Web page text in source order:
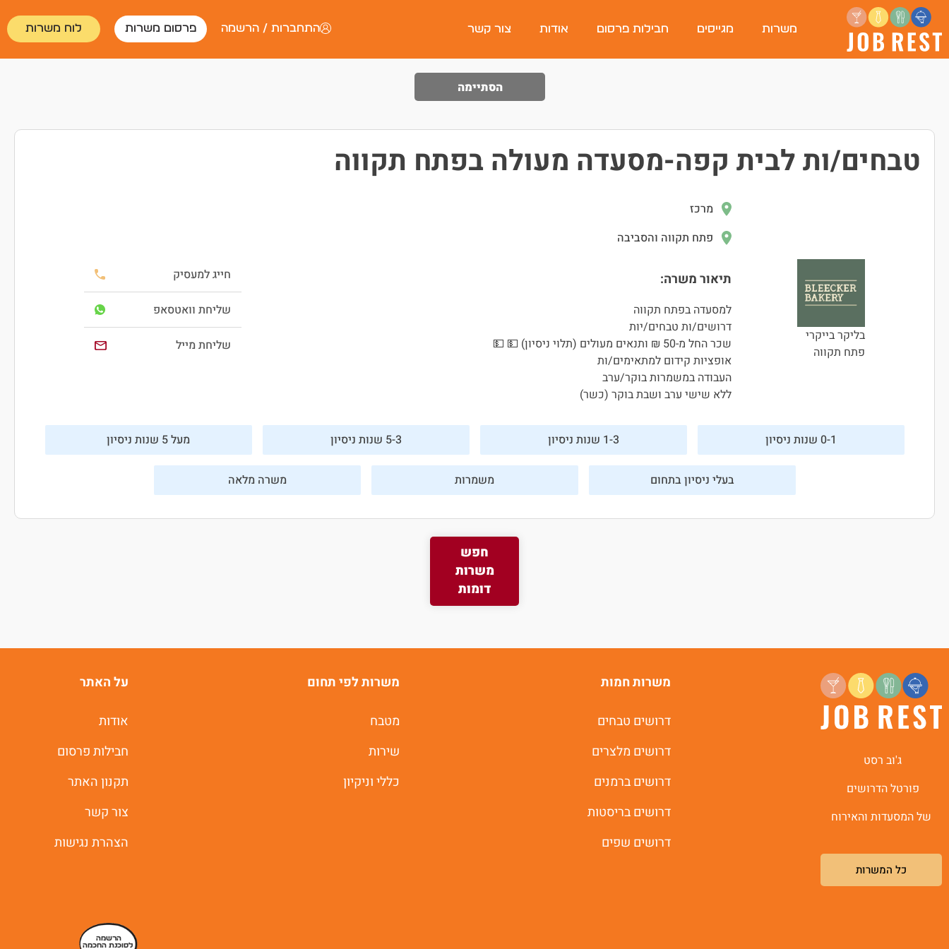
משרות מגייסים חבילות פרסום אודות צור קשר התחברות / הרשמה פרסום משרות לוח משרות
הסתיימה
טבחים/ות לבית קפה-מסעדה מעולה בפתח תקווה
בליקר בייקרי
פתח תקווה
מרכז
פתח תקווה והסביבה
תיאור משרה:
למסעדה בפתח תקווה
דרושים/ות טבחים/יות
שכר החל מ-50 ₪ ותנאים מעולים (תלוי ניסיון) 💵 💵
אופציות קידום למתאימים/ות
העבודה במשמרות בוקר/ערב
ללא שישי ערב ושבת בוקר (כשר)
חייג למעסיק
שליחת וואטסאפ
שליחת מייל
0-1 שנות ניסיון 1-3 שנות ניסיון 5-3 שנות ניסיון מעל 5 שנות ניסיון
בעלי ניסיון בתחום משמרות משרה מלאה
חפש
משרות
דומות
ג'וב רסט
פורטל הדרושים
של המסעדות והאירוח
כל המשרות
משרות חמות
דרושים טבחים
דרושים מלצרים
דרושים ברמנים
דרושים בריסטות
דרושים שפים
משרות לפי תחום
מטבח
שירות
כללי וניקיון
על האתר
אודות
חבילות פרסום
תקנון האתר
צור קשר
הצהרת נגישות
הרשמה
לסוכנת החכמה